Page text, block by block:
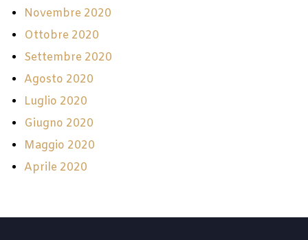
Novembre 2020
Ottobre 2020
Settembre 2020
Agosto 2020
Luglio 2020
Giugno 2020
Maggio 2020
Aprile 2020